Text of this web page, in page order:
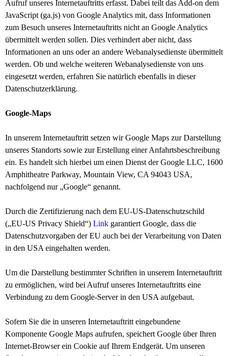
Aufruf unseres Internetauftritts erfasst. Dabei teilt das Add-on dem
JavaScript (ga.js) von Google Analytics mit, dass Informationen
zum Besuch unseres Internetauftritts nicht an Google Analytics
übermittelt werden sollen. Dies verhindert aber nicht, dass
Informationen an uns oder an andere Webanalysedienste übermittelt
werden. Ob und welche weiteren Webanalysedienste von uns
eingesetzt werden, erfahren Sie natürlich ebenfalls in dieser
Datenschutzerklärung.
Google-Maps
In unserem Internetauftritt setzen wir Google Maps zur Darstellung
unseres Standorts sowie zur Erstellung einer Anfahrtsbeschreibung
ein. Es handelt sich hierbei um einen Dienst der Google LLC, 1600
Amphitheatre Parkway, Mountain View, CA 94043 USA,
nachfolgend nur „Google“ genannt.
Durch die Zertifizierung nach dem EU-US-Datenschutzschild
(„EU-US Privacy Shield“) Link garantiert Google, dass die
Datenschutzvorgaben der EU auch bei der Verarbeitung von Daten
in den USA eingehalten werden.
Um die Darstellung bestimmter Schriften in unserem Internetauftritt
zu ermöglichen, wird bei Aufruf unseres Internetauftritts eine
Verbindung zu dem Google-Server in den USA aufgebaut.
Sofern Sie die in unseren Internetauftritt eingebundene
Komponente Google Maps aufrufen, speichert Google über Ihren
Internet-Browser ein Cookie auf Ihrem Endgerät. Um unseren